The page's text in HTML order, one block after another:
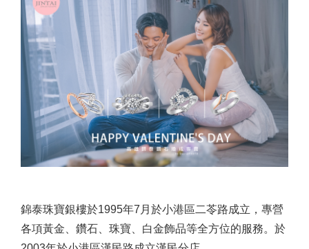
錦泰珠寶銀樓於1995年7月於小港區二苓路成立，專營
各項黃金、鑽石、珠寶、白金飾品等全方位的服務。於